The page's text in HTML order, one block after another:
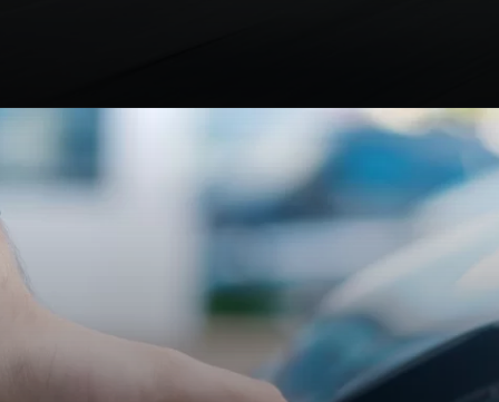
https://carro.blog.br/nova-era-eletrica-ford-revive-fiesta-e-focus.html